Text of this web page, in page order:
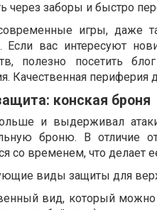
через заборы и быстро
игры, даже
Если вас интересуют
полезно посетить
Качественная периферия
конская броня
и выдерживал
броню. В отличие
со временем, что
виды защиты для
вид, который